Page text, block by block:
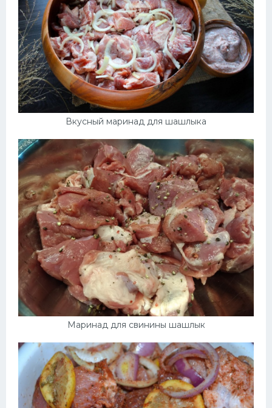
Вкусный маринад для шашлыка
Маринад для свинины шашлык